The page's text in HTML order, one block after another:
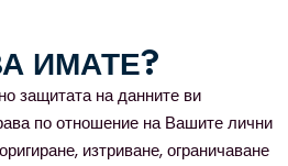
ИМАТЕ?
защитата на данните ви
по отношение на Вашите лични
изтриване, ограничаване